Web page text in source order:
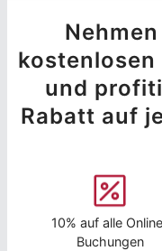
und
Rabatt auf
10% auf alle
Buchungen